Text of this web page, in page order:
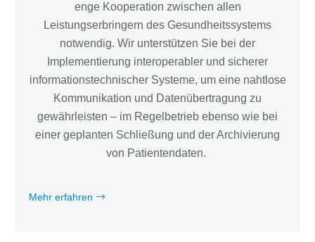
enge Kooperation zwischen allen
Leistungserbringern des Gesundheitssystems
notwendig. Wir unterstützen Sie bei der
Implementierung interoperabler und sicherer
informationstechnischer Systeme, um eine nahtlose
Kommunikation und Datenübertragung zu
gewährleisten – im Regelbetrieb ebenso wie bei
einer geplanten Schließung und der Archivierung
von Patientendaten.
Mehr erfahren